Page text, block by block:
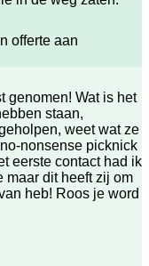
offerte aan
genomen! Wat is het
staan,
weet wat ze
nonsense picknick
eerste contact had ik
maar dit heeft zij om
heb! Roos je word